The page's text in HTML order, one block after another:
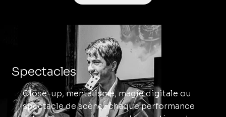
Spectacles
Close-up, mentalisme, magie digitale ou
spectacle de scène : chaque performance